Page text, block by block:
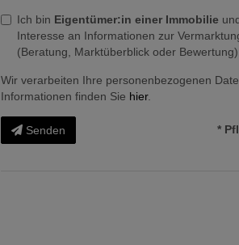
Ich bin Eigentümer:in einer Immobilie
Interesse an Informationen zur
(Beratung, Marktüberblick oder Bewertung).
Wir verarbeiten Ihre personenbezogenen
Informationen finden Sie hier.
Senden *